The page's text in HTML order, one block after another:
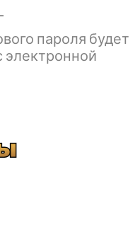
пароля будет
электронной